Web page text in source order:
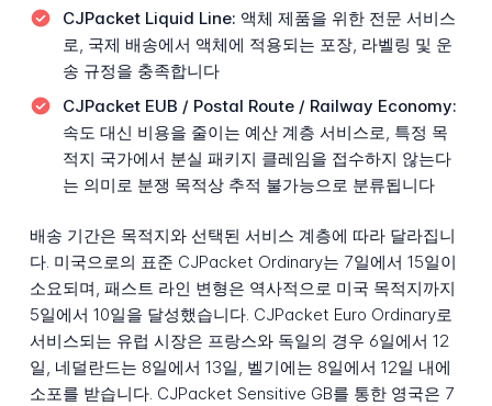
CJPacket Liquid Line: 액체 제품을 위한 전문 서비스
로, 국제 배송에서 액체에 적용되는 포장, 라벨링 및 운
송 규정을 충족합니다
CJPacket EUB / Postal Route / Railway Economy:
속도 대신 비용을 줄이는 예산 계층 서비스로, 특정 목
적지 국가에서 분실 패키지 클레임을 접수하지 않는다
는 의미로 분쟁 목적상 추적 불가능으로 분류됩니다
배송 기간은 목적지와 선택된 서비스 계층에 따라 달라집니
다. 미국으로의 표준 CJPacket Ordinary는 7일에서 15일이
소요되며, 패스트 라인 변형은 역사적으로 미국 목적지까지
5일에서 10일을 달성했습니다. CJPacket Euro Ordinary로
서비스되는 유럽 시장은 프랑스와 독일의 경우 6일에서 12
일, 네덜란드는 8일에서 13일, 벨기에는 8일에서 12일 내에
소포를 받습니다. CJPacket Sensitive GB를 통한 영국은 7